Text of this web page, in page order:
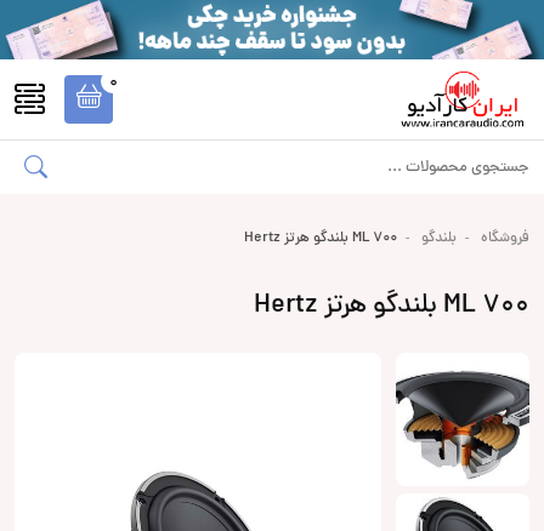
0
فروشگاه بلندگو ML 700 بلندگو هرتز Hertz
ML 700 بلندگو هرتز Hertz